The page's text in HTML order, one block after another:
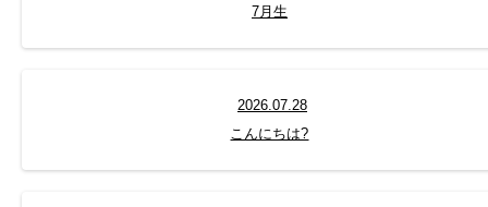
7月生
2026.07.28
こんにちは?